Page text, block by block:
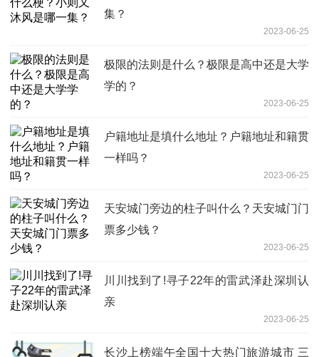
集？
2023-06-25
极限的法则是什么？极限是高中还是大学
学的？
2023-06-25
户籍地址是填什么地址？户籍地址和籍贯
一样吗？
2023-06-25
天安城门旁边的柱子叫什么？天安城门门
票多少钱？
2023-06-25
川川找到了!寻子22年的雷武泽赴深圳认
亲
2023-06-25
长沙上榜端午全国十大热门旅游城市 三